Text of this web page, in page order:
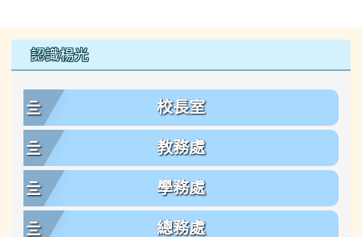
左邊區域內容
認識楊光
校長室
教務處
學務處
總務處